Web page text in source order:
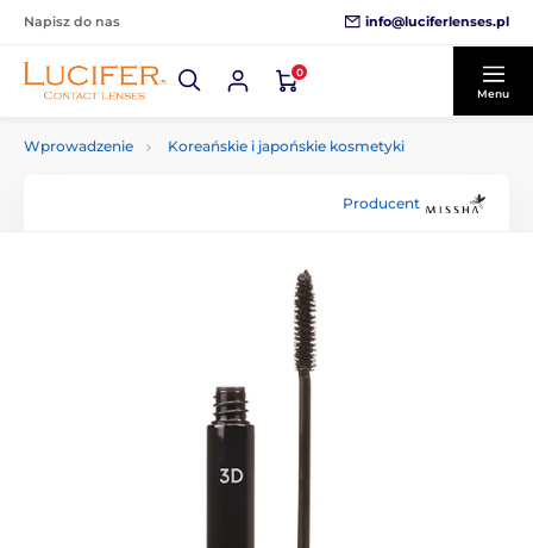
Napisz do nas info@luciferlenses.pl
0
Menu
Wprowadzenie Koreańskie i japońskie kosmetyki
Producent